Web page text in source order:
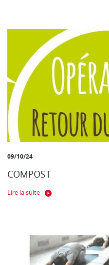
09/10/24
COMPOST
Lire la suite